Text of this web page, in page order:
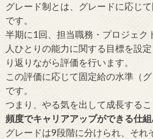
グレード制とは、グレードに応じ
です。
半期に1回、担当職務・プロジェク
人ひとりの能力に関する目標を設
り返りながら評価を行います。
この評価に応じて固定給の水準（
です。
つまり、やる気を出して成長するこ
頻度でキャリアアップができる仕
グレードは9段階に分けられ、それ